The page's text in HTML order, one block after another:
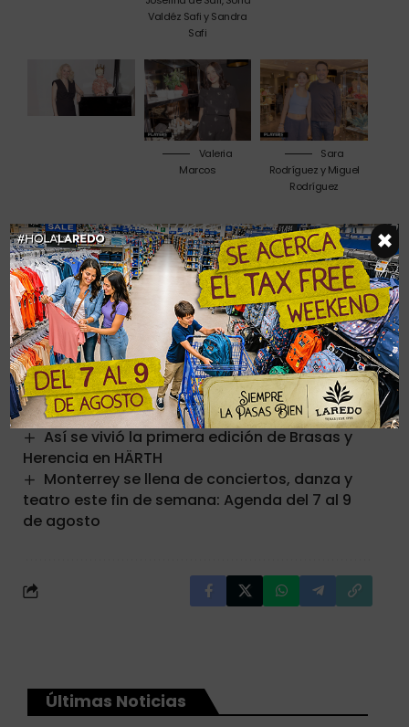
Valdéz Safi y Sandra
Safi
Valeria
Marcos
Sara
Rodríguez y Miguel
Rodríguez
Así es el KIA EV3 fabricado en Nuevo León, el
primer eléctrico de la marca hecho en México
The Choices entra en su recta final; vota
por tu FAV para los PLAYERS Restaurant Awards
2026
Andrés Calamaro en Monterrey 2026:
Fecha, BOLETOS y todo sobre su concierto en
el Escenario GNP Seguros
Así se vivió la primera edición de Brasas y
Herencia en HÄRTH
Monterrey se llena de conciertos, danza y
teatro este fin de semana: Agenda del 7 al 9
de agosto
Últimas Noticias
×